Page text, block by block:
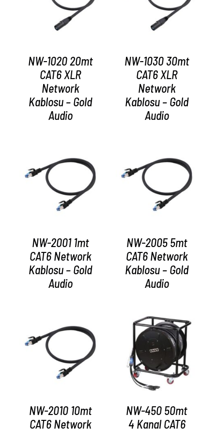
AYRINTILAR
NW-1020 20mt
CAT6 XLR
Network
Kablosu – Gold
Audio
AYRINTILAR
NW-1030 30mt
CAT6 XLR
Network
Kablosu – Gold
Audio
AYRINTILAR
NW-2001 1mt
CAT6 Network
Kablosu – Gold
Audio
AYRINTILAR
NW-2005 5mt
CAT6 Network
Kablosu – Gold
Audio
AYRINTILAR
NW-2010 10mt
CAT6 Network
AYRINTILAR
NW-450 50mt
4 Kanal CAT6